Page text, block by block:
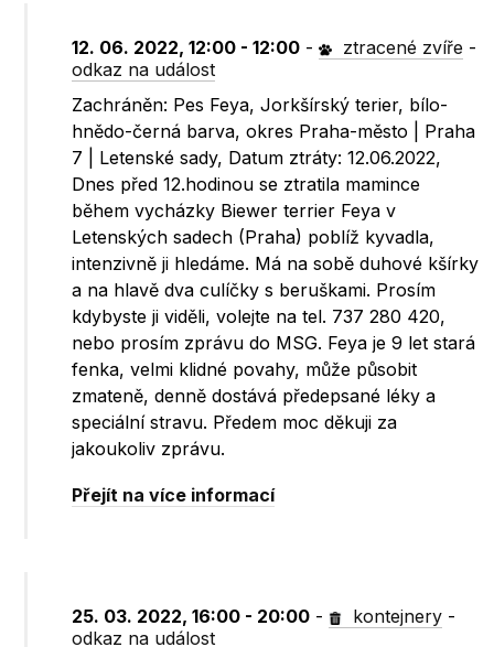
12. 06. 2022, 12:00 - 12:00 - ztracené zvíře -
odkaz na událost
Zachráněn: Pes Feya, Jorkšírský terier, bílo-
hnědo-černá barva, okres Praha-město | Praha
7 | Letenské sady, Datum ztráty: 12.06.2022,
Dnes před 12.hodinou se ztratila mamince
během vycházky Biewer terrier Feya v
Letenských sadech (Praha) poblíž kyvadla,
intenzivně ji hledáme. Má na sobě duhové kšírky
a na hlavě dva culíčky s beruškami. Prosím
kdybyste ji viděli, volejte na tel. 737 280 420,
nebo prosím zprávu do MSG. Feya je 9 let stará
fenka, velmi klidné povahy, může působit
zmateně, denně dostává předepsané léky a
speciální stravu. Předem moc děkuji za
jakoukoliv zprávu.
Přejít na více informací
25. 03. 2022, 16:00 - 20:00 - kontejnery -
odkaz na událost